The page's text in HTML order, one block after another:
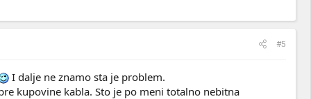
#5
I dalje ne znamo sta je problem.
kupovine kabla. Sto je po meni totalno nebitna